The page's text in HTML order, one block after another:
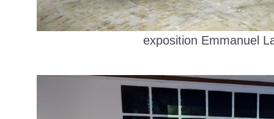
exposition Emmanuel